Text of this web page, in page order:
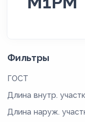
Фильтры
ГОСТ
Длина внутр.
Длина наруж.